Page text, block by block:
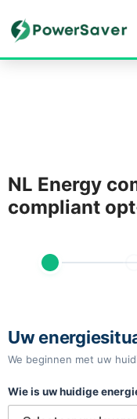
naar
NL Energy
compliant
Uw
We beginnen met uw
Wie is uw huidige